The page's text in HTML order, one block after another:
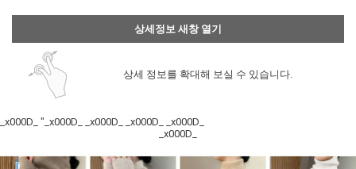
상세정보 새창 열기
상세 정보를 확대해 보실 수 있습니다.
_x000D_ "_x000D_ _x000D_ _x000D_ _x000D_
_x000D_